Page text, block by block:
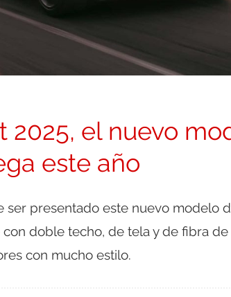
2025, el nuevo
este año
ser presentado este nuevo modelo
doble techo, de tela y de fibra
con mucho estilo.